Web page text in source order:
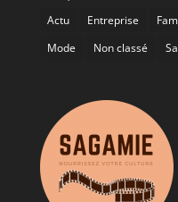
Actu Entreprise
Mode
Non classé